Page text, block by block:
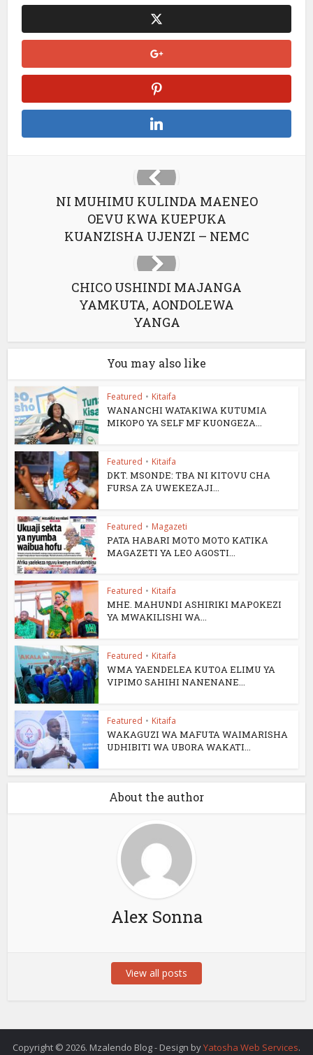
NI MUHIMU KULINDA MAENEO
OEVU KWA KUEPUKA
KUANZISHA UJENZI – NEMC
CHICO USHINDI MAJANGA
YAMKUTA, AONDOLEWA
YANGA
You may also like
Featured • Kitaifa
WANANCHI WATAKIWA KUTUMIA
MIKOPO YA SELF MF KUONGEZA...
Featured • Kitaifa
DKT. MSONDE: TBA NI KITOVU CHA
FURSA ZA UWEKEZAJI...
Featured • Magazeti
PATA HABARI MOTO MOTO KATIKA
MAGAZETI YA LEO AGOSTI...
Featured • Kitaifa
MHE. MAHUNDI ASHIRIKI MAPOKEZI
YA MWAKILISHI WA...
Featured • Kitaifa
WMA YAENDELEA KUTOA ELIMU YA
VIPIMO SAHIHI NANENANE...
Featured • Kitaifa
WAKAGUZI WA MAFUTA WAIMARISHA
UDHIBITI WA UBORA WAKATI...
About the author
Alex Sonna
View all posts
Copyright © 2026. Mzalendo Blog - Design byYatosha Web Services.